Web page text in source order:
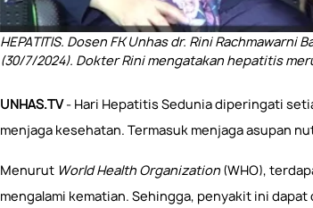
HEPATITIS. Dosen FK Unhas dr. Rini Rachmawarni
(30/7/2024). Dokter Rini mengatakan hepatitis
UNHAS.TV- Hari Hepatitis Sedunia diperingati
menjaga kesehatan. Termasuk menjaga asupan
Menurut World Health Organization (WHO),
mengalami kematian. Sehingga, penyakit ini